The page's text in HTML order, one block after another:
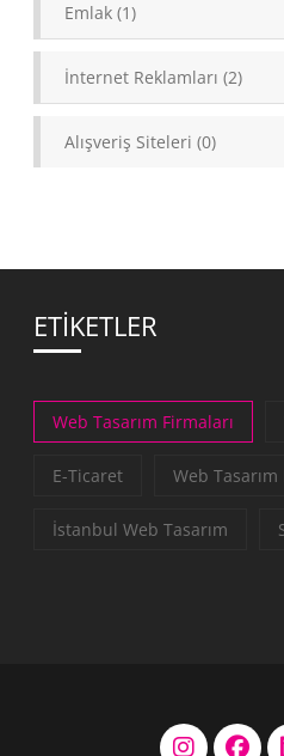
Emlak (1)
İnternet Reklamları (2)
Alışveriş Siteleri (0)
ETİKETLER
Web Tasarım Firmaları
E-Ticaret Web Tasarım
İstanbul Web Tasarım